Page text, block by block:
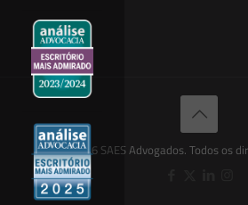
© 2026 SAES Advogados. Todos os